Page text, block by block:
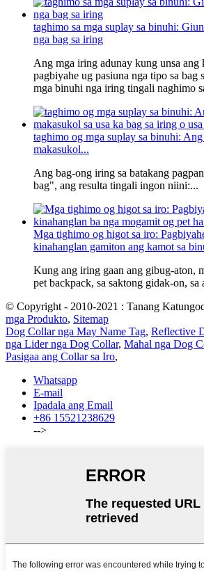
taghimo sa mga suplay sa binuhi:
nga bag sa iring
Ang mga iring adunay kung unsa ang
pagbiyahe ug pasiuna nga tipo sa bag
mga binuhi nga iring tingali naghimo
taghimo og mga suplay sa binuhi:
makasukol...
Ang bag-ong iring sa batakang
bag", ang resulta tingali ingon niini:...
Mga tighimo og higot sa iro:
kinahanglan gamiton ang kamot sa
Kung ang iring gaan ang gibug-aton,
pet backpack, sa saktong gidak-on, sa
© Copyright - 2010-2021 : Tanang
mga Produkto, Sitemap
Dog Collar nga May Name Tag, Reflective
nga Lider nga Dog Collar, Mahal nga Dog
Pasigaa ang Collar sa Iro,
Whatsapp
E-mail
Ipadala ang Email
+86 15521238629
-->